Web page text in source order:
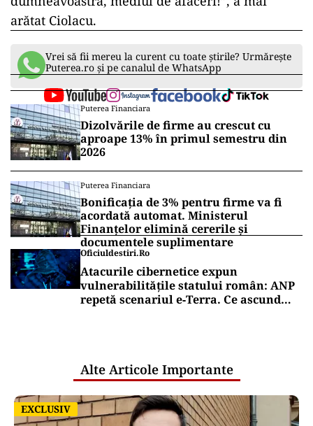
arătat Ciolacu.
Vrei să fii mereu la curent cu toate știrile? Urmărește
Puterea.ro și pe canalul de WhatsApp
Puterea Financiara
Dizolvările de firme au crescut cu
aproape 13% în primul semestru din
2026
Puterea Financiara
Bonificația de 3% pentru firme va fi
acordată automat. Ministerul
Finanțelor elimină cererile și
documentele suplimentare
Oficiuldestiri.ro
Atacurile cibernetice expun
vulnerabilitățile statului român: ANP
repetă scenariul e‑Terra. Ce ascund
Alte Articole Importante
EXCLUSIV
EXCLUSIV